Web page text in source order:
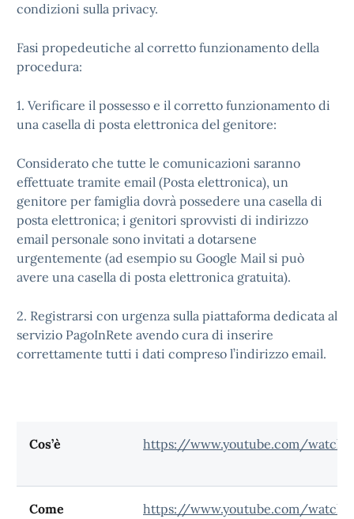
condizioni sulla privacy.
Fasi propedeutiche al corretto funzionamento della
procedura:
1. Verificare il possesso e il corretto funzionamento di
una casella di posta elettronica del genitore:
Considerato che tutte le comunicazioni saranno
effettuate tramite email (Posta elettronica), un
genitore per famiglia dovrà possedere una casella di
posta elettronica; i genitori sprovvisti di indirizzo
email personale sono invitati a dotarsene
urgentemente (ad esempio su Google Mail si può
avere una casella di posta elettronica gratuita).
2. Registrarsi con urgenza sulla piattaforma dedicata al
servizio PagoInRete avendo cura di inserire
correttamente tutti i dati compreso l’indirizzo email.
Cos’è https://www.youtube.com/
Come
https://www.youtube.com/